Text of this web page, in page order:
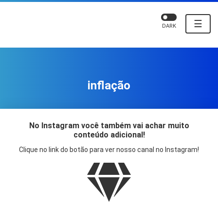
☰
DARK
inflação
No Instagram você também vai achar muito
conteúdo adicional!
Clique no link do botão para ver nosso canal no Instagram!